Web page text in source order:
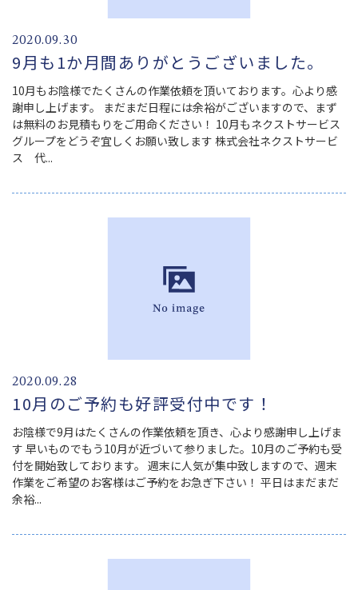
2020.09.30
9月も1か月間ありがとうございました。
10月もお陰様でたくさんの作業依頼を頂いております。心より感
謝申し上げます。 まだまだ日程には余裕がございますので、まず
は無料のお見積もりをご用命ください！ 10月もネクストサービス
グループをどうぞ宜しくお願い致します 株式会社ネクストサービ
ス 代...
2020.09.28
10月のご予約も好評受付中です！
お陰様で9月はたくさんの作業依頼を頂き、心より感謝申し上げま
す 早いものでもう10月が近づいて参りました。10月のご予約も受
付を開始致しております。 週末に人気が集中致しますので、週末
作業をご希望のお客様はご予約をお急ぎ下さい！ 平日はまだまだ
余裕...